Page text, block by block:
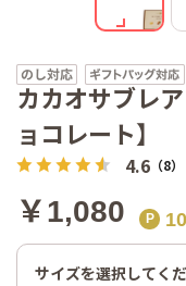
カカオサブレ
ョコレート】
4.6 （8）
￥1,080
サイズを選択してくだ